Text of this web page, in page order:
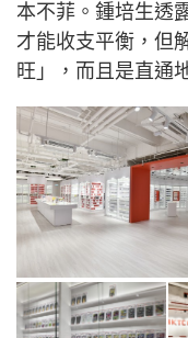
本不菲。鍾培生透
才能收支平衡，但
旺」，而且是直通